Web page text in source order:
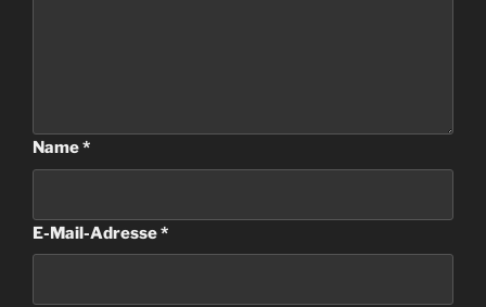
Name*
E-Mail-Adresse*